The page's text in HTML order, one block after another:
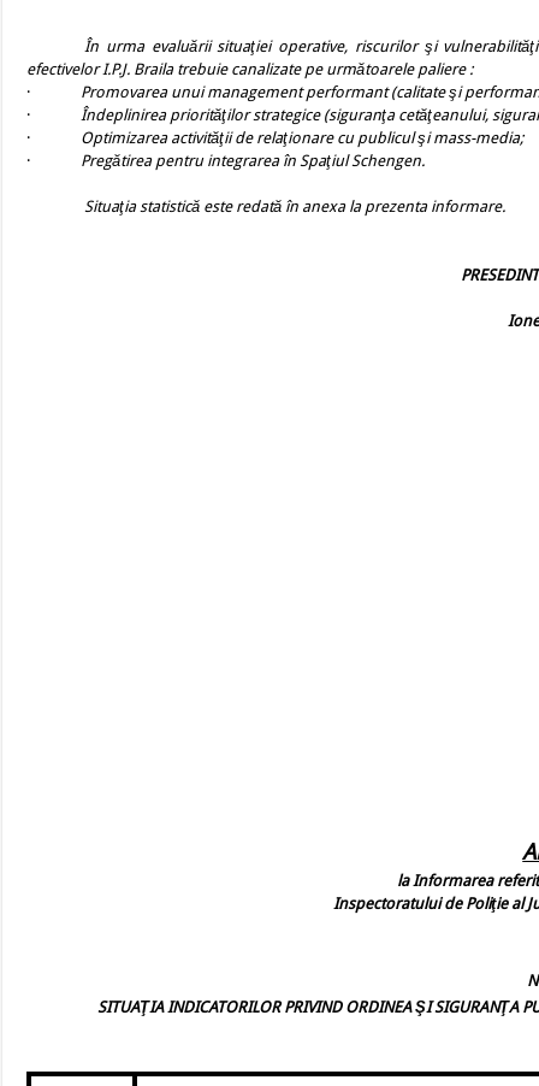
În urma evaluării situaţiei operative, riscurilor şi
efectivelor I.P.J. Braila trebuie canalizate pe următoarele paliere :
·
Promovarea unui management performant (calitate şi
·
Îndeplinirea priorităţilor strategice (siguranţa cetăţeanului,
·
Optimizarea activităţii de relaţionare cu publicul şi mass-media;
·
Pregătirea pentru integrarea în Spaţiul Schengen.
Situaţia statistică este redată în anexa la prezenta informare.
la Informarea
Inspectoratului de Poliţie al
SITUAŢIA INDICATORILOR PRIVIND ORDINEA ŞI SIGURANŢA